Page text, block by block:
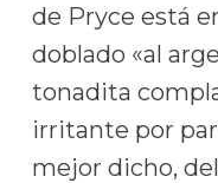
de Pryce está
doblado «al
tonadita
irritante por
mejor dicho,